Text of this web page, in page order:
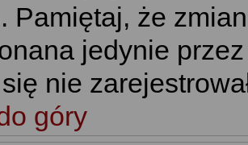
Pamiętaj, że
jedynie
nie
góry